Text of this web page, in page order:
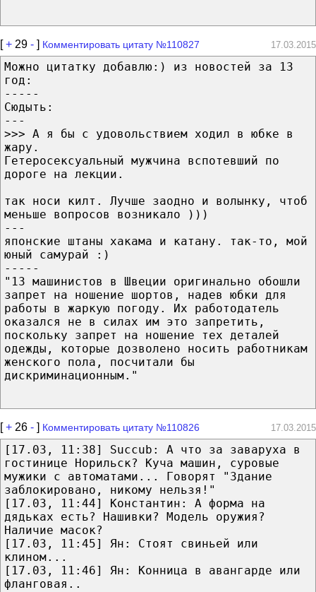
[+ 29 - ] Комментировать цитату №110827 17.03.2015
Можно цитатку добавлю:) из новостей за 13
год:
-----
Сюдыть:
---
>>> А я бы с удовольствием ходил в юбке в
жару.
Гетеросексуальный мужчина вспотевший по
дороге на лекции.
так носи килт. Лучше заодно и волынку, чтоб
меньше вопросов возникало )))
---
японские штаны хакама и катану. так-то, мой
юный самурай :)
-----
"13 машинистов в Швеции оригинально обошли
запрет на ношение шортов, надев юбки для
работы в жаркую погоду. Их работодатель
оказался не в силах им это запретить,
поскольку запрет на ношение тех деталей
одежды, которые дозволено носить работникам
женского пола, посчитали бы
дискриминационным."
[+ 26 - ] Комментировать цитату №110826 17.03.2015
[17.03, 11:38] ‪Succub‬: А что за заваруха в
гостинице Норильск? Куча машин, суровые
мужики с автоматами... Говорят "Здание
заблокировано, никому нельзя!"
[17.03, 11:44] Константин: А форма на
дядьках есть? Нашивки? Модель оружия?
Наличие масок?
[17.03, 11:45] Ян: Стоят свиньей или
клином...
[17.03, 11:46] Ян: Конница в авангарде или
фланговая..